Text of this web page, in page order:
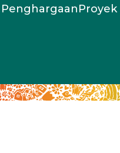
PenghargaanProyek